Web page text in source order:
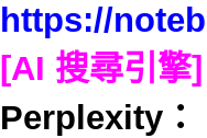
https://
[AI 搜尋引擎]
Perplexity：